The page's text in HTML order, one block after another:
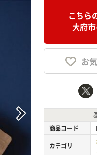
こちら
大府
お
商品コード
カテゴリ